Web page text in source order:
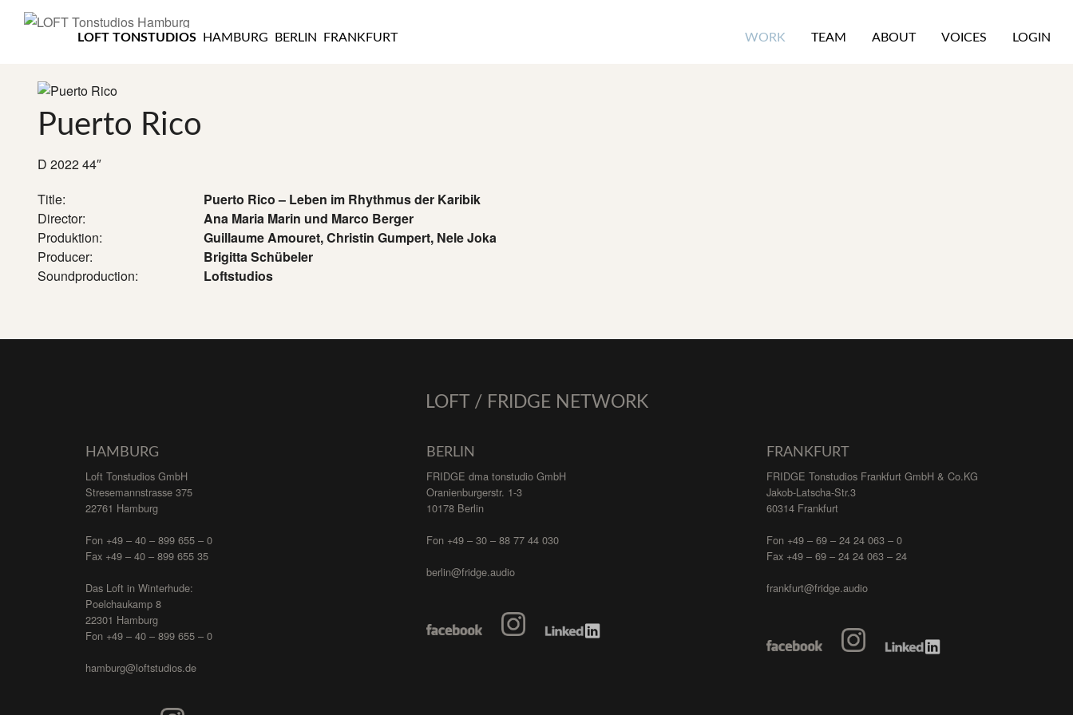
LOFT
TONSTUDIOSLOFT TONSTUDIOS HAMBURG BERLIN FRANKFURT WORK TEAM ABOUT VOICES LOGIN
Puerto Rico
D 2022 44″
Title:
Puerto Rico – Leben im Rhythmus der Karibik
Director:
Ana Maria Marin und Marco Berger
Produktion:
Guillaume Amouret, Christin Gumpert, Nele Joka
Producer:
Brigitta Schübeler
Soundproduction:
Loftstudios
LOFT / FRIDGE NETWORK
HAMBURG
Loft Tonstudios GmbH
Stresemannstrasse 375
22761 Hamburg
Fon +49 – 40 – 899 655 – 0
Fax +49 – 40 – 899 655 35
Das Loft in Winterhude:
Poelchaukamp 8
22301 Hamburg
Fon +49 – 40 – 899 655 – 0
hamburg@loftstudios.de
BERLIN
FRIDGE dma tonstudio GmbH
Oranienburgerstr. 1-3
10178 Berlin
Fon +49 – 30 – 88 77 44 030
berlin@fridge.audio
FRANKFURT
FRIDGE Tonstudios Frankfurt GmbH & Co.KG
Jakob-Latscha-Str.3
60314 Frankfurt
Fon +49 – 69 – 24 24 063 – 0
Fax +49 – 69 – 24 24 063 – 24
frankfurt@fridge.audio